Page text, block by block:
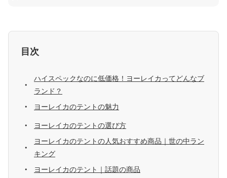
目次
ハイスペックなのに低価格！ヨーレイカってどんなブ
ランド？
ヨーレイカのテントの魅力
ヨーレイカのテントの選び方
ヨーレイカのテントの人気おすすめ商品｜世の中ラン
キング
ヨーレイカのテント｜話題の商品